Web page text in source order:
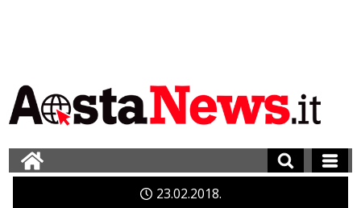
2302 2018